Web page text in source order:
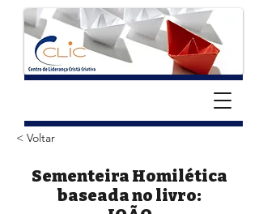
< Voltar
Sementeira Homilética
baseada no livro: